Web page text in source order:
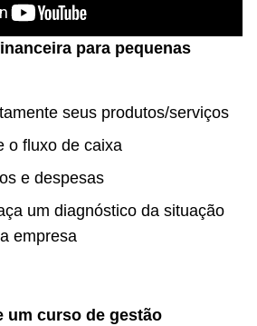
para pequenas
seus produtos/serviços
o fluxo de caixa
e despesas
um diagnóstico da situação
empresa
um curso de gestão